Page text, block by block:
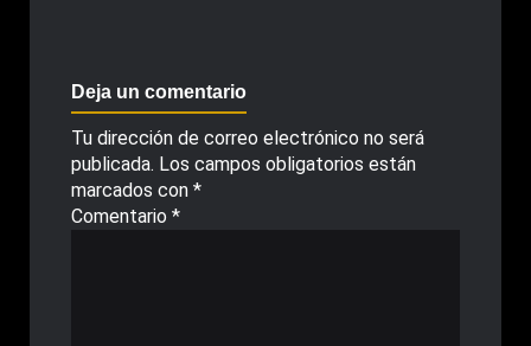
Deja un comentario
Tu dirección de correo electrónico no será
publicada. Los campos obligatorios están
marcados con *
Comentario *